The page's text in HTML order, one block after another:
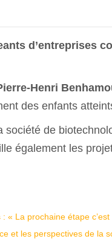
d’entreprises
Henri
des enfants
société de
également les
« La prochaine étape
et les perspectives de la